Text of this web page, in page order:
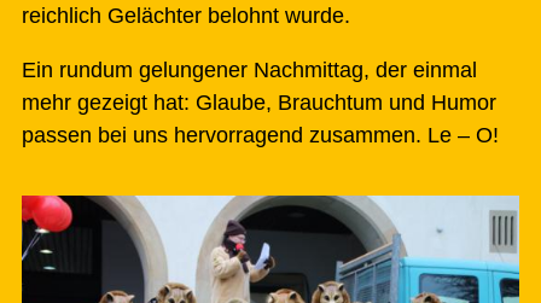
reichlich Gelächter belohnt wurde.
Ein rundum gelungener Nachmittag, der einmal
mehr gezeigt hat: Glaube, Brauchtum und Humor
passen bei uns hervorragend zusammen. Le – O!